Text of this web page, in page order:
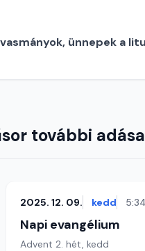
ünnepek a
további
2025. 12. 09. kedd 5:34
Napi evangélium
Advent 2. hét, kedd